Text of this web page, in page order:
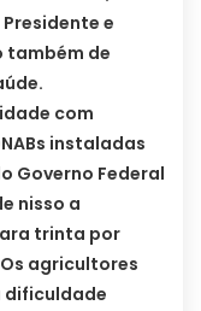
e
também de
com
instaladas
Governo Federal
nisso a
trinta por
agricultores
dificuldade